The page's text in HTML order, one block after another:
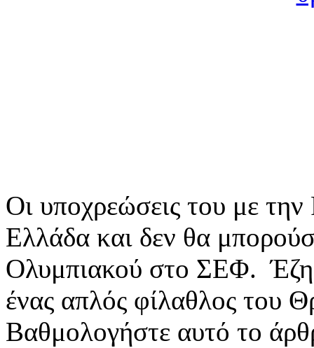
Οι υποχρεώσεις του με την
Ελλάδα και δεν θα
Ολυμπιακού στο ΣΕΦ.
ένας απλός φίλαθλος του
Βαθμολογήστε αυτό το